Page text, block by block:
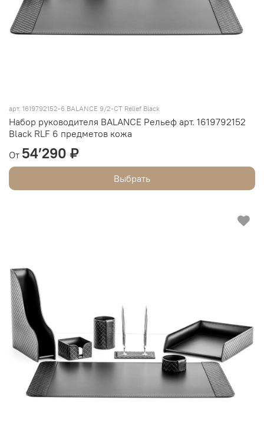
арт. 1619792152-6 BALANCE 9/2-CT Relief Black
Набор руководителя BALANCE Рельеф арт. 1619792152
Black RLF 6 предметов кожа
От 54’290 ₽
Выбрать